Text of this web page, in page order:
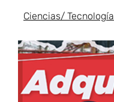
Ciencias/ Tecnología